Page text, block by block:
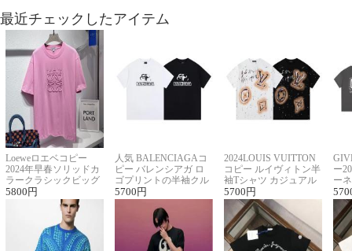
最近チェックしたアイテム
Loeweロエベコピー
2024年早春ソリッドカ
ラークラシックビッグ
ロゴ刺繍Tシャツ
5800 円
人気 BALENCIAGAコ
ピー バレンシアガ ロ
ゴプリントの半袖クル
ーネックTシャツ
5700 円
2024LOUIS VUITTON
コピー ルイヴィトン半
袖Tシャツ カジュアル
に馴染む 2色展開
5700 円
ー
ー
ー